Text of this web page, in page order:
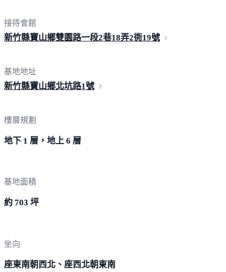
接待會館
新竹縣寶山鄉雙園路一段2巷18弄2衖19號
基地地址
新竹縣寶山鄉北坑路1號
樓層規劃
地下 1 層，地上 6 層
基地面積
約 703 坪
坐向
座東南朝西北、座西北朝東南